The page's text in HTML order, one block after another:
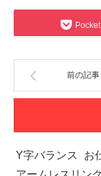
Pocket
前の記事
Y字バランス お